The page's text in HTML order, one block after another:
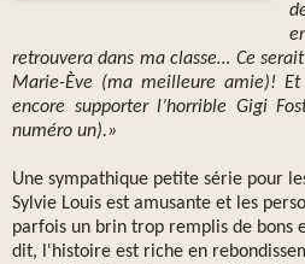
retrouvera dans ma classe… Ce
Marie-Ève (ma meilleure amie)! Et
encore supporter l’horrible Gigi
numéro un).»
Une sympathique petite série pour
Sylvie Louis est amusante et les
parfois un brin trop remplis de bons
dit, l'histoire est riche en